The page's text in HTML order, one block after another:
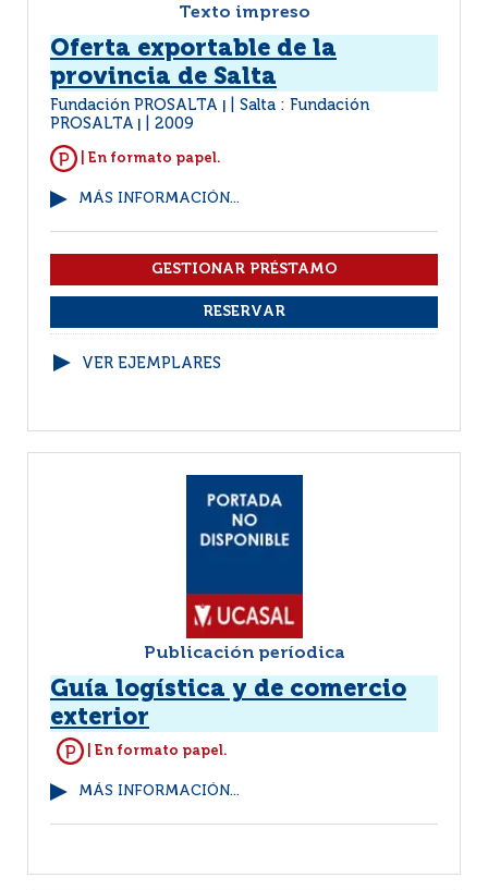
Texto impreso
Oferta exportable de la
provincia de Salta
Fundación PROSALTA
Salta : Fundación
PROSALTA
2009
| En formato papel.
MÁS INFORMACIÓN...
VER EJEMPLARES
Publicación períodica
Guía logística y de comercio
exterior
| En formato papel.
MÁS INFORMACIÓN...